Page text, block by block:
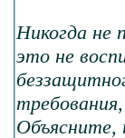
Никогда не
это не
Объясните,